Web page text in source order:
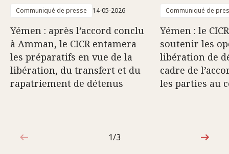
Communiqué de presse 14-05-2026
Yémen : après l’accord conclu
à Amman, le CICR entamera
les préparatifs en vue de la
libération, du transfert et du
rapatriement de détenus
Communiqué de
Yémen : le
soutenir les
libération de
cadre de
les parties au
1sur3
1/3